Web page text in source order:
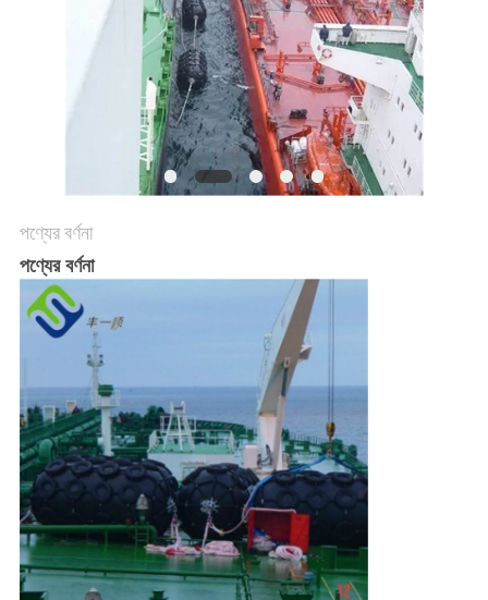
PRIVACY
POLICY
পণ্যের বর্ণনা
পণ্যের বর্ণনা